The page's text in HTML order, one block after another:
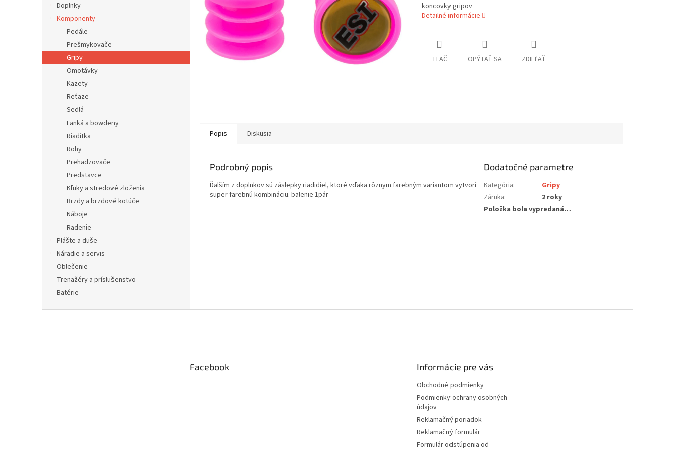
Doplnky
Komponenty
Pedále
Prešmykovače
Gripy
Omotávky
Kazety
Reťaze
Sedlá
Lanká a bowdeny
Riadítka
Rohy
Prehadzovače
Predstavce
Kľuky a stredové zloženia
Brzdy a brzdové kotúče
Náboje
Radenie
Plášte a duše
Náradie a servis
Oblečenie
Trenažéry a príslušenstvo
Batérie
koncovky gripov
Detailné informácie
TLAČ OPÝTAŤ SA ZDIEĽAŤ
Popis Diskusia
Podrobný popis
Ďalším z doplnkov sú záslepky riadidiel, ktoré vďaka rôznym farebným variantom vytvorí
super farebnú kombináciu. balenie 1pár
Dodatočné parametre
Kategória:
Gripy
Záruka:
2 roky
Položka bola vypredaná…
Facebook Informácie pre vás
Obchodné podmienky
Podmienky ochrany osobných
údajov
Reklamačný poriadok
Reklamačný formulár
Formulár odstúpenia od